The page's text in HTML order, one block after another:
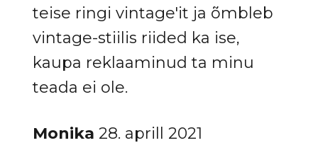
teise ringi vintage'it ja õmbleb
vintage-stiilis riided ka ise,
kaupa reklaaminud ta minu
teada ei ole.
Monika 28. aprill 2021